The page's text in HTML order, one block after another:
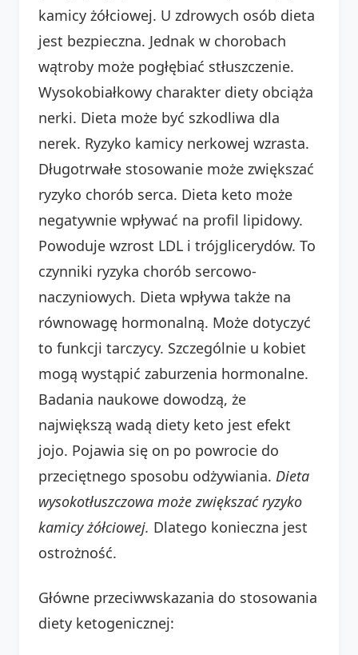
kamicy żółciowej. U zdrowych osób dieta
jest bezpieczna. Jednak w chorobach
wątroby może pogłębiać stłuszczenie.
Wysokobiałkowy charakter diety obciąża
nerki. Dieta może być szkodliwa dla
nerek. Ryzyko kamicy nerkowej wzrasta.
Długotrwałe stosowanie może zwiększać
ryzyko chorób serca. Dieta keto może
negatywnie wpływać na profil lipidowy.
Powoduje wzrost LDL i trójglicerydów. To
czynniki ryzyka chorób sercowo-
naczyniowych. Dieta wpływa także na
równowagę hormonalną. Może dotyczyć
to funkcji tarczycy. Szczególnie u kobiet
mogą wystąpić zaburzenia hormonalne.
Badania naukowe dowodzą, że
największą wadą diety keto jest efekt
jojo. Pojawia się on po powrocie do
przeciętnego sposobu odżywiania. Dieta
wysokotłuszczowa może zwiększać ryzyko
kamicy żółciowej. Dlatego konieczna jest
ostrożność.
Główne przeciwwskazania do stosowania
diety ketogenicznej: